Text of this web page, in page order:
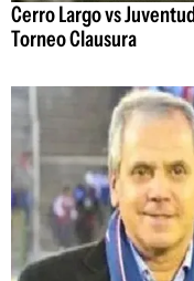
Cerro Largo vs
Torneo Clausura